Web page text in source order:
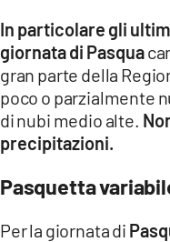
LACAPITALENEWS.IT
App
ANDROID
APPLE
In particolare gli
giornata di Pasqua
gran parte della
poco o parzialmente
di nubi medio alte.
precipitazioni.
Pasquetta
Per la giornata di